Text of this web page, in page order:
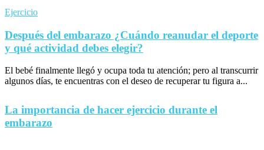
Ejercicio
Después del embarazo ¿Cuándo reanudar el deporte
y qué actividad debes elegir?
El bebé finalmente llegó y ocupa toda tu atención; pero al transcurrir
algunos días, te encuentras con el deseo de recuperar tu figura a...
La importancia de hacer ejercicio durante el
embarazo